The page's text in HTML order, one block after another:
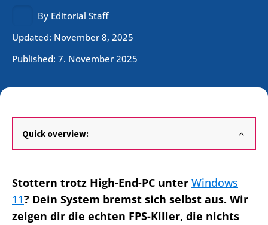
By Editorial Staff
Updated: November 8, 2025
Published: 7. November 2025
Quick overview:
Stottern trotz High-End-PC unter Windows
11? Dein System bremst sich selbst aus. Wir
zeigen dir die echten FPS-Killer, die nichts